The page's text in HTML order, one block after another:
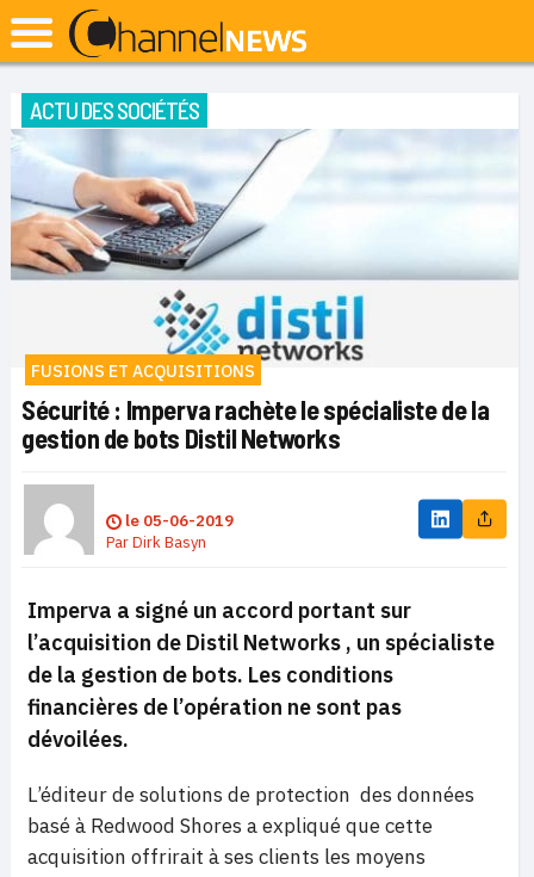
ACTU DES SOCIÉTÉS
FUSIONS ET ACQUISITIONS
Sécurité : Imperva rachète le spécialiste de la
gestion de bots Distil Networks
le 05-06-2019
ParDirk Basyn
Imperva a signé un accord portant sur
l’acquisition de Distil Networks , un spécialiste
de la gestion de bots. Les conditions
financières de l’opération ne sont pas
dévoilées.
L’éditeur de solutions de protection des données
basé à Redwood Shores a expliqué que cette
acquisition offrirait à ses clients les moyens